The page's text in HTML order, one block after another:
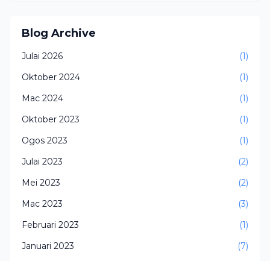
Blog Archive
Julai 2026
(1)
Oktober 2024
(1)
Mac 2024
(1)
Oktober 2023
(1)
Ogos 2023
(1)
Julai 2023
(2)
Mei 2023
(2)
Mac 2023
(3)
Februari 2023
(1)
Januari 2023
(7)